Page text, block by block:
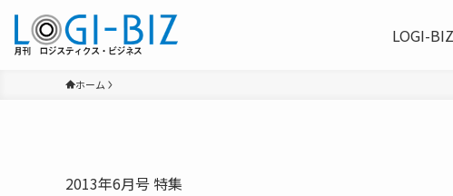
LOGI-
ホーム
2013年6月号 特集